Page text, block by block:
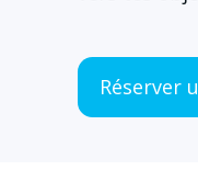
Réserver